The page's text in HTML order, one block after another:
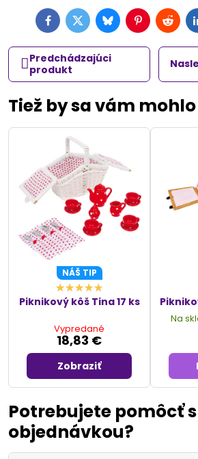
FacebookTwitterBlueskyPinterestReddit
Predchádzajúci
produkt
Tiež by sa vám
NÁŠ TIP
Piknikový kôš Tina 17 ks
Vypredané
18,83 €
Zobraziť
Na
Potrebujete pomôcť s
objednávkou?